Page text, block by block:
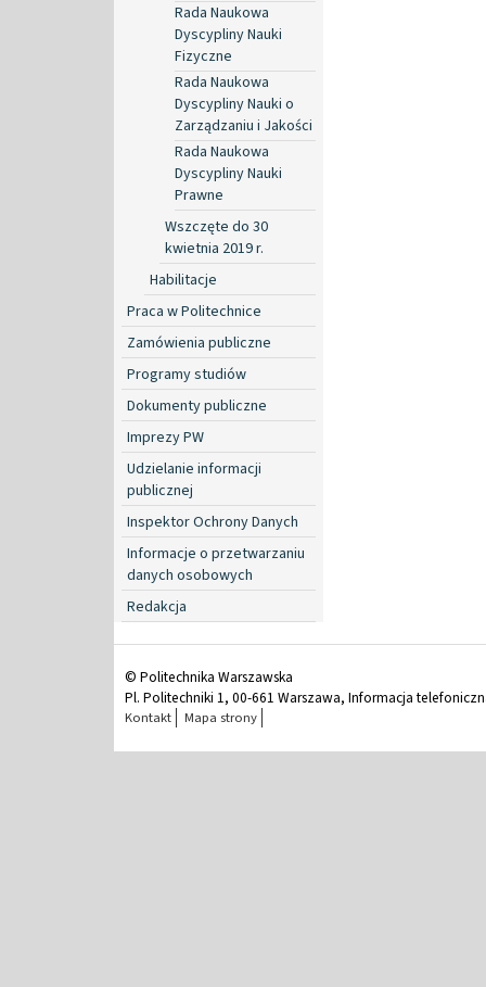
Rada Naukowa
Dyscypliny Nauki
Fizyczne
Rada Naukowa
Dyscypliny Nauki o
Zarządzaniu i Jakości
Rada Naukowa
Dyscypliny Nauki
Prawne
Wszczęte do 30
kwietnia 2019 r.
Habilitacje
Praca w Politechnice
Zamówienia publiczne
Programy studiów
Dokumenty publiczne
Imprezy PW
Udzielanie informacji
publicznej
Inspektor Ochrony Danych
Informacje o przetwarzaniu
danych osobowych
Redakcja
© Politechnika Warszawska
Pl. Politechniki 1, 00-661 Warszawa, Informacja
Kontakt Mapa strony